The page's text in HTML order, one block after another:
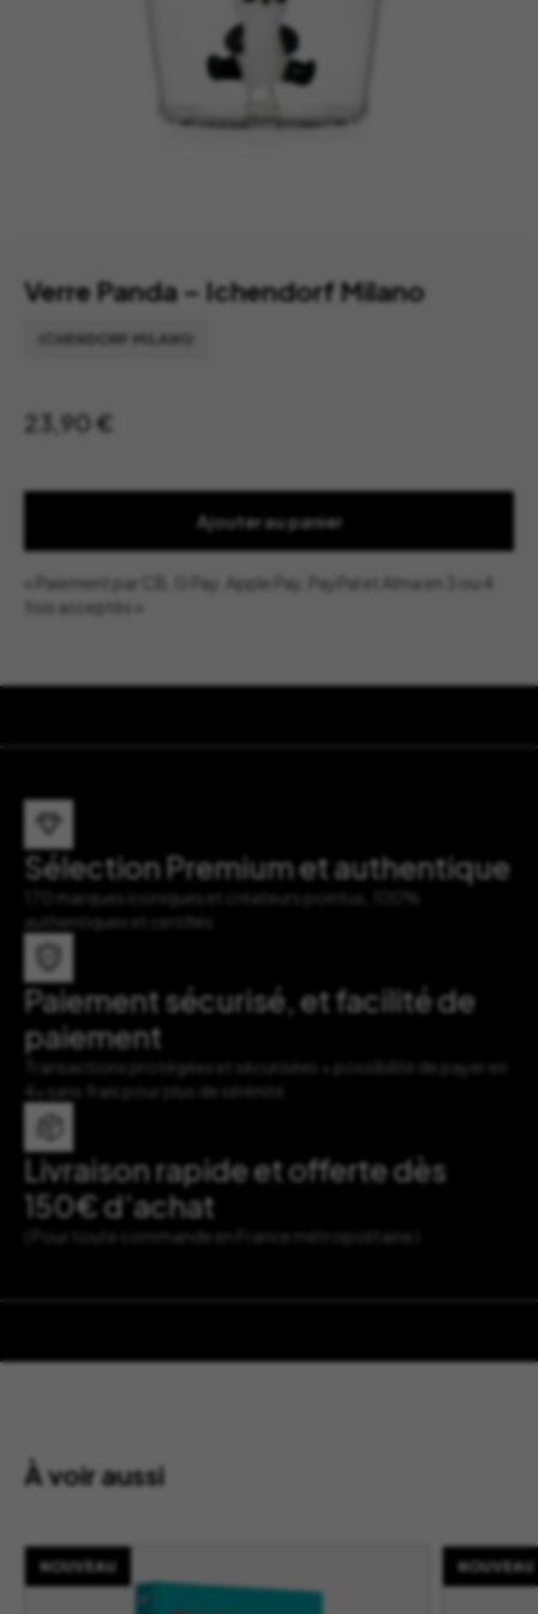
Verre Panda – Ichendorf Milano
ICHENDORF MILANO
23,90 €
Ajouter au panier
« Paiement par CB, G Pay, Apple Pay, PayPal et Alma en 3 ou 4
fois acceptés »
Sélection Premium et authentique
170 marques iconiques et créateurs pointus, 100%
authentiques et certifiés
Paiement sécurisé, et facilité de
paiement
Transactions protégées et sécurisées + possibilité de payer en
4x sans frais pour plus de sérénité.
Livraison rapide et offerte dès
150€ d’achat
( Pour toute commande en France métropolitaine )
À voir aussi
NOUVEAU NOUVEAU